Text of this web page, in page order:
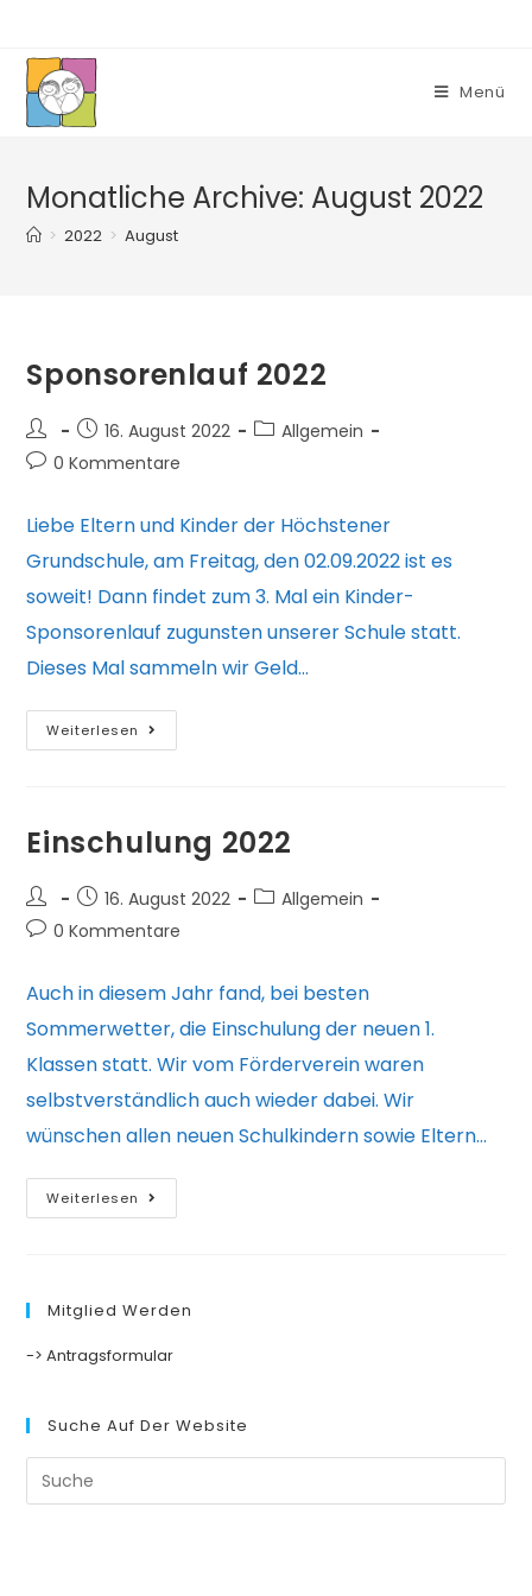
springen
Menü
Monatliche Archive: August 2022
> 2022 > August
Sponsorenlauf 2022
Beitrags-
Autor:
Beitrag
veröffentlicht:
16. August 2022
Beitrags-
Allgemein
Beitrags-
0 Kommentare
Liebe Eltern und Kinder der Höchstener
Grundschule, am Freitag, den 02.09.2022 ist es
soweit! Dann findet zum 3. Mal ein Kinder-
Sponsorenlauf zugunsten unserer Schule statt.
Dieses Mal sammeln wir Geld…
Weiterlesen
2022
Einschulung 2022
Beitrags-
Autor:
Beitrag
veröffentlicht:
16. August 2022
Beitrags-
Allgemein
Beitrags-
0 Kommentare
Auch in diesem Jahr fand, bei besten
Sommerwetter, die Einschulung der neuen 1.
Klassen statt. Wir vom Förderverein waren
selbstverständlich auch wieder dabei. Wir
wünschen allen neuen Schulkindern sowie Eltern…
Weiterlesen
2022
Mitglied Werden
-> Antragsformular
Suche Auf Der Website
Suche
nach: